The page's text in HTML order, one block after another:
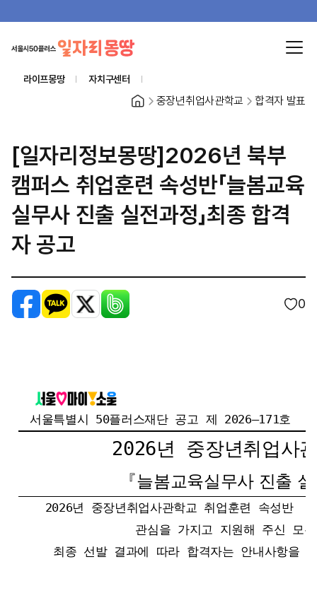
라이프몽땅 자치구센터
홈 중장년취업사관학교 합격자 발표
[일자리정보몽땅]2026년 북부
캠퍼스 취업훈련 속성반「늘봄교육
실무사 진출 실전과정」최종 합격
자 공고
페이스북카카오톡X 밴드
0
서울특별시 50플러스재단 공고 제 2026–171호
2026년 중장년취업사
『늘봄교육실무사진출 실
2026년 중장년취업사관학교 취업훈련 속성반
관심을 가지고 지원해 주신 모
최종 선발 결과에 따라 합격자는 안내사항을